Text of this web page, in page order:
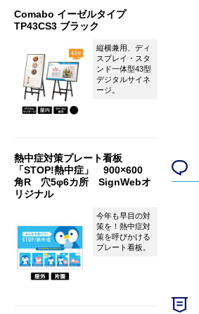
Comabo イーゼルタイプ
TP43CS3 ブラック
縦横兼用、ディ
スプレイ・スタ
ンド一体型43型
デジタルサイネ
ージ。
熱中症対策プレート看板
「STOP!熱中症」 900×600
角R 穴5φ6カ所 SignWebオ
リジナル
今年も早目の対
策を！熱中症対
策を呼びかける
プレート看板。